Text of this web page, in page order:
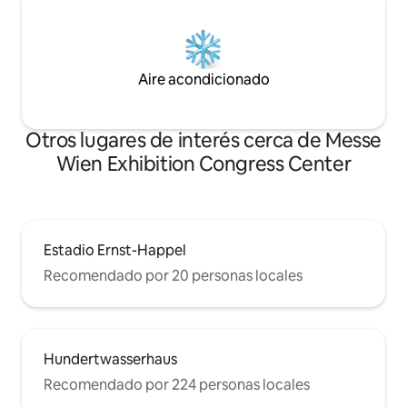
Aire acondicionado
Otros lugares de interés cerca de Messe
Wien Exhibition Congress Center
Estadio Ernst-Happel
Recomendado por 20 personas locales
Hundertwasserhaus
Recomendado por 224 personas locales